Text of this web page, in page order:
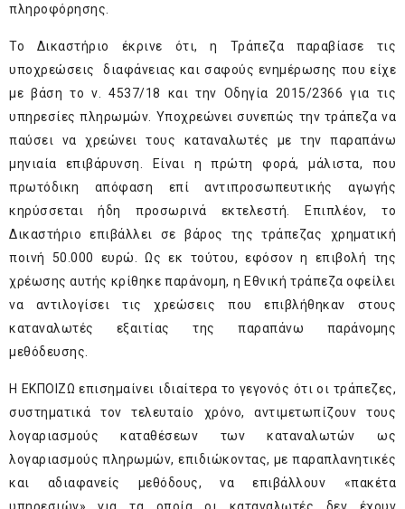
πληροφόρησης.
Το Δικαστήριο έκρινε ότι, η Τράπεζα παραβίασε τις
υποχρεώσεις διαφάνειας και σαφούς ενημέρωσης που είχε
με βάση το ν. 4537/18 και την Οδηγία 2015/2366 για τις
υπηρεσίες πληρωμών. Υποχρεώνει συνεπώς την τράπεζα να
παύσει να χρεώνει τους καταναλωτές με την παραπάνω
μηνιαία επιβάρυνση. Είναι η πρώτη φορά, μάλιστα, που
πρωτόδικη απόφαση επί αντιπροσωπευτικής αγωγής
κηρύσσεται ήδη προσωρινά εκτελεστή. Επιπλέον, το
Δικαστήριο επιβάλλει σε βάρος της τράπεζας χρηματική
ποινή 50.000 ευρώ. Ως εκ τούτου, εφόσον η επιβολή της
χρέωσης αυτής κρίθηκε παράνομη, η Εθνική τράπεζα οφείλει
να αντιλογίσει τις χρεώσεις που επιβλήθηκαν στους
καταναλωτές εξαιτίας της παραπάνω παράνομης
μεθόδευσης.
Η ΕΚΠΟΙΖΩ επισημαίνει ιδιαίτερα το γεγονός ότι οι τράπεζες,
συστηματικά τον τελευταίο χρόνο, αντιμετωπίζουν τους
λογαριασμούς καταθέσεων των καταναλωτών ως
λογαριασμούς πληρωμών, επιδιώκοντας, με παραπλανητικές
και αδιαφανείς μεθόδους, να επιβάλλουν «πακέτα